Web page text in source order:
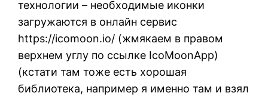
технологии – необходимые иконки
загружаются в онлайн сервис
https://icomoon.io/ (жмякаем в правом
верхнем углу по ссылке IcoMoonApp)
(кстати там тоже есть хорошая
библиотека, например я именно там и взял